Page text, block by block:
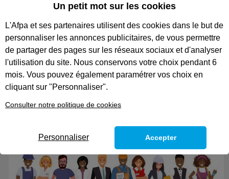
CODES
FORMATION À DISTANCE :
TECHNICIEN SUPÉRIEUR
SYSTÈMES ET RÉSEAUX -
CONTRAT EN ALTERNANCE
Formation certifiante
Un petit mot sur les cookies
L'Afpa et ses partenaires utilisent des cookies dans le but de
personnaliser les annonces publicitaires, de vous permettre
de partager des pages sur les réseaux sociaux et d'analyser
l'utilisation du site. Nous conservons votre choix pendant 6
mois. Vous pouvez également paramétrer vos choix en
cliquant sur "Personnaliser".
Consulter notre politique de cookies
Personnaliser Accepter